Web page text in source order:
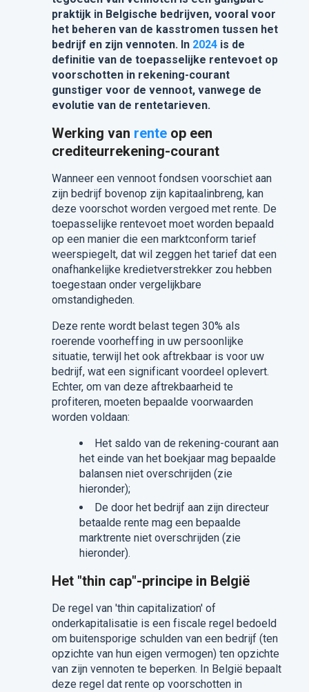
praktijk in Belgische bedrijven, vooral voor
het beheren van de kasstromen tussen het
bedrijf en zijn vennoten. In 2024is de
definitie van de toepasselijke rentevoet op
voorschotten in rekening-courant
gunstiger voor de vennoot, vanwege de
evolutie van de rentetarieven.
Werking van renteop een
crediteurrekening-courant
Wanneer een vennoot fondsen voorschiet aan
zijn bedrijf bovenop zijn kapitaalinbreng, kan
deze voorschot worden vergoed met rente. De
toepasselijke rentevoet moet worden bepaald
op een manier die een marktconform tarief
weerspiegelt, dat wil zeggen het tarief dat een
onafhankelijke kredietverstrekker zou hebben
toegestaan onder vergelijkbare
omstandigheden.
Deze rente wordt belast tegen 30% als
roerende voorheffing in uw persoonlijke
situatie, terwijl het ook aftrekbaar is voor uw
bedrijf, wat een significant voordeel oplevert.
Echter, om van deze aftrekbaarheid te
profiteren, moeten bepaalde voorwaarden
worden voldaan:
Het saldo van de rekening-courant aan
het einde van het boekjaar mag bepaalde
balansen niet overschrijden (zie
hieronder);
De door het bedrijf aan zijn directeur
betaalde rente mag een bepaalde
marktrente niet overschrijden (zie
hieronder).
Het "thin cap"-principe in België
De regel van 'thin capitalization' of
onderkapitalisatie is een fiscale regel bedoeld
om buitensporige schulden van een bedrijf (ten
opzichte van hun eigen vermogen) ten opzichte
van zijn vennoten te beperken. In België bepaalt
deze regel dat rente op voorschotten in